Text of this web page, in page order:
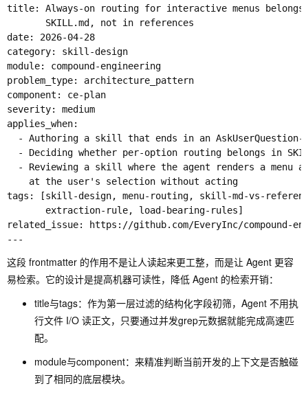
title: Always-on routing for interactive menus
       SKILL.md, not in references
date: 2026-04-28
category: skill-design
module: compound-engineering
problem_type: architecture_pattern
component: ce-plan
severity: medium
applies_when:
- Authoring a skill that ends in an AskUserQuestion-
- Deciding whether per-option routing belongs in
- Reviewing a skill where the agent renders a menu
    at the user's selection without acting
tags: [skill-design, menu-routing, skill-md-vs-
       extraction-rule, load-bearing-rules]
related_issue: https://github.com/EveryInc/compound-
这段 frontmatter 的作用不是让人读起来更工整，而是让 Agent 更容
易检索。它的设计是提高机器可读性，降低 Agent 的检索开销：
title与tags：作为第一层过滤的结构化字段初筛，Agent 不用执
行文件 I/O 读正文，只要通过并发grep元数据就能完成高速匹
配。
module与component：来精准判断当前开发的上下文是否触碰
到了相同的底层模块。